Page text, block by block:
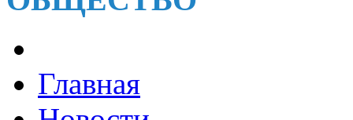
Главная